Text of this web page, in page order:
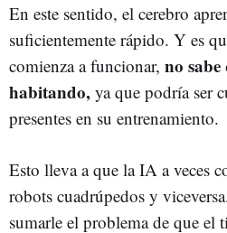
En este sentido, el cerebro
suficientemente rápido. Y es
comienza a funcionar, no sabe
habitando, ya que podría ser
presentes en su entrenamiento.
Esto lleva a que la IA a veces
robots cuadrúpedos y
sumarle el problema de que el